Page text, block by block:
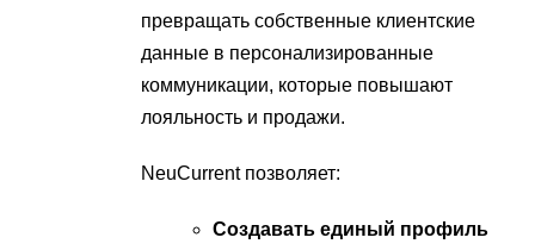
превращать собственные клиентские
данные в персонализированные
коммуникации, которые повышают
лояльность и продажи.
NeuCurrent позволяет:
Создавать единый профиль